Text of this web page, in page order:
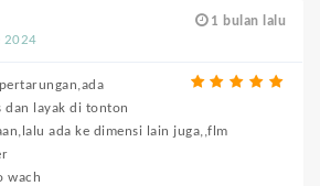
1 bulan lalu
2024
dan layak di tonton
ada ke dimensi lain juga,,flm
wach